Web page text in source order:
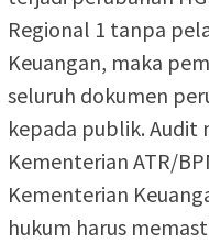
Regional 1 tanpa
Keuangan, maka
seluruh dokumen
kepada publik. Audit
Kementerian ATR/
Kementerian
hukum harus